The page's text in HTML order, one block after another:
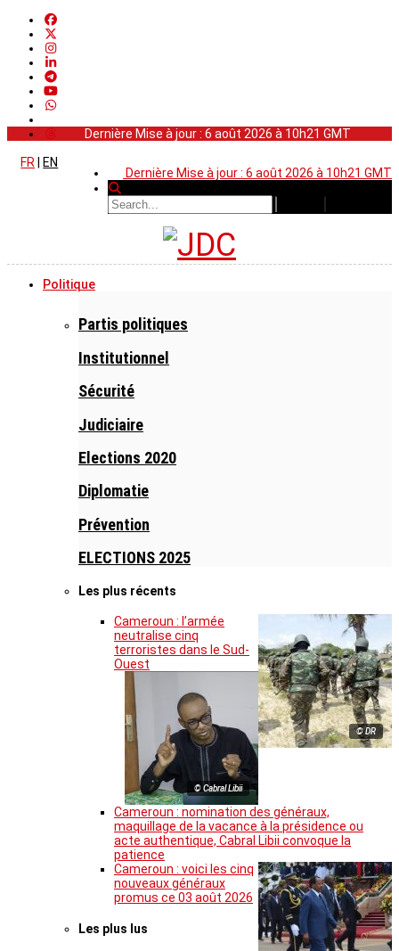
Dernière Mise à jour : 6 août 2026 à 10h21 GMT
Dernière Mise à jour : 6 août 2026 à 10h21 GMT
FR
EN
Politique
Partis politiques
Institutionnel
Sécurité
Judiciaire
Elections 2020
Diplomatie
Prévention
ELECTIONS 2025
Les plus récents
© DR
Cameroun : l’armée
neutralise cinq
terroristes dans le Sud-
Ouest
© Cabral Libii
Cameroun : nomination des généraux,
maquillage de la vacance à la présidence ou
acte authentique, Cabral Libii convoque la
patience
Cameroun : voici les cinq
nouveaux généraux
promus ce 03 août 2026
Les plus lus